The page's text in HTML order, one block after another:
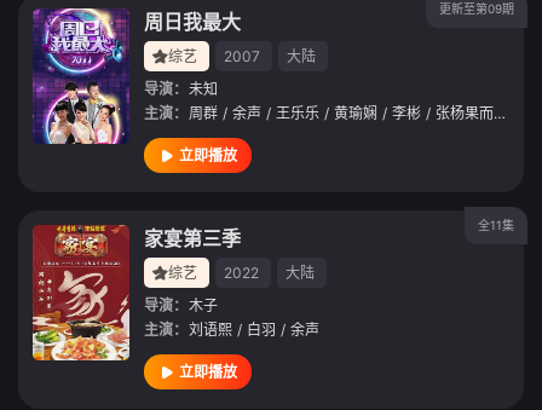
更新至第09期
周日我最大
综艺 2007
大陆
导演： 未知
主演： 周群 / 余声 / 王乐乐 / 黄瑜娴 / 李彬 / 张杨果而 /
立即播放
全11集
家宴第三季
综艺 2022
大陆
导演： 木子
主演： 刘语熙 / 白羽 / 余声
立即播放